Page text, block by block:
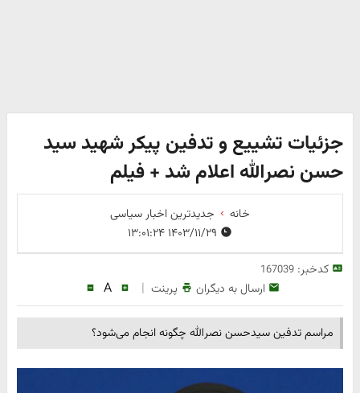
جزئیات تشییع و تدفین پیکر شهید سید
حسن نصرالله اعلام شد + فیلم
خانه
جدیدترین اخبار سیاسی
کدخبر:167039
ارسال به دیگران پرینت |
A
مراسم تدفین سیدحسن نصرالله چگونه انجام می‌شود؟